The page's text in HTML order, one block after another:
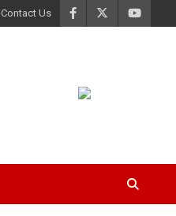
Contact Us